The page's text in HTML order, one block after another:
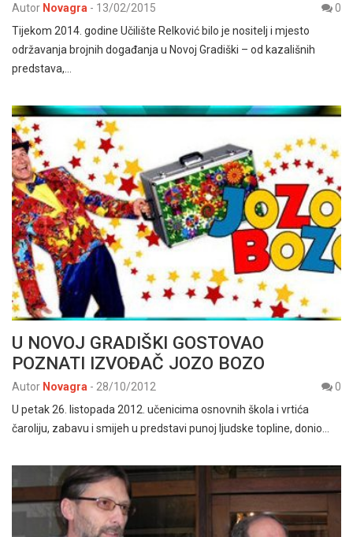
Autor Novagra - 13/02/2015
0
Tijekom 2014. godine Učilište Relković bilo je nositelj i mjesto
održavanja brojnih događanja u Novoj Gradiški – od kazališnih
predstava,…
U NOVOJ GRADIŠKI GOSTOVAO
POZNATI IZVOĐAČ JOZO BOZO
Autor Novagra - 28/10/2012
0
U petak 26. listopada 2012. učenicima osnovnih škola i vrtića
čaroliju, zabavu i smijeh u predstavi punoj ljudske topline, donio…